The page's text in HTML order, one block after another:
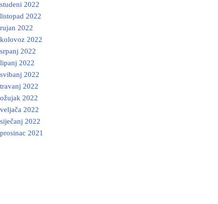
studeni 2022
listopad 2022
rujan 2022
kolovoz 2022
srpanj 2022
lipanj 2022
svibanj 2022
travanj 2022
ožujak 2022
veljača 2022
siječanj 2022
prosinac 2021